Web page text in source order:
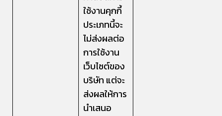
ใช้งานคุกกี้
ประเภทนี้จะ
ไม่ส่งผลต่อ
การใช้งาน
เว็บไซต์ของ
บริษัท แต่จะ
ส่งผลให้การ
นำเสนอ